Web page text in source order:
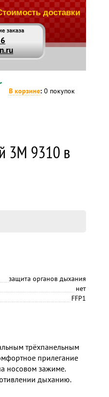
доставки
В корзине: 0 покупок
3М 9310 в
защита органов дыхания
нет
FFP1
трёхпанельным
прилегание
носовом зажиме.
дыханию.